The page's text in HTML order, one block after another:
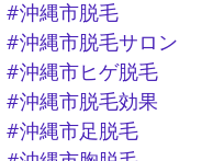
#沖縄市脱毛
#沖縄市脱毛サロン
#沖縄市ヒゲ脱毛
#沖縄市脱毛効果
#沖縄市足脱毛